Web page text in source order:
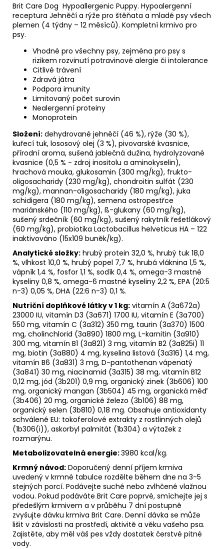
Brit Care Dog Hypoallergenic Puppy. Hypoalergenní
receptura Jehněčí a rýže pro štěňata a mladé psy všech
plemen (4 týdny – 12 měsíců). Kompletní krmivo pro
psy.
Vhodné pro všechny psy, zejména pro psy s
rizikem rozvinutí potravinové alergie či intolerance
Citlivé trávení
Zdravá játra
Podpora imunity
Limitovaný počet surovin
Nealergenní proteiny
Monoprotein
Složení: dehydrované jehněčí (46 %), rýže (30 %),
kuřecí tuk, lososový olej (3 %), pivovarské kvasnice,
přírodní aroma, sušená jablečná dužina, hydrolyzované
kvasnice (0,5 % - zdroj inositolu a aminokyselin),
hrachová mouka, glukosamin (300 mg/kg), frukto-
oligosacharidy (230 mg/kg), chondroitin sulfát (230
mg/kg), mannan-oligosacharidy (180 mg/kg), juka
schidigera (180 mg/kg), semena ostropestřce
mariánského (110 mg/kg), ß-glukany (60 mg/kg),
sušený srdečník (60 mg/kg), sušený rakytník řešetlákový
(60 mg/kg), probiotika Lactobacillus helveticus HA – 122
inaktivováno (15x109 buněk/kg).
Analytické složky: hrubý protein 32,0 %, hrubý tuk 18,0
%, vlhkost 10,0 %, hrubý popel 7,7 %, hrubá vláknina 1,5 %,
vápník 1,4 %, fosfor 1,1 %, sodík 0,4 %, omega-3 mastné
kyseliny 0,8 %, omega-6 mastné kyseliny 2,2 %, EPA (20:5
n-3) 0,05 %, DHA (22:6 n-3) 0,1 %.
Nutriční doplňkové látky v 1 kg: vitamín A (3a672a)
23000 IU, vitamín D3 (3a671) 1700 IU, vitamín E (3a700)
550 mg, vitamín C (3a312) 350 mg, taurin (3a370) 1500
mg, cholinchlorid (3a890) 1800 mg, L-karnitin (3a910)
300 mg, vitamín B1 (3a821) 3 mg, vitamín B2 (3a825i) 11
mg, biotin (3a880) 4 mg, kyselina listová (3a316) 1,4 mg,
vitamín B6 (3a831) 3 mg, D-pantothenan vápenatý
(3a841) 30 mg, niacinamid (3a315) 38 mg, vitamín B12
0,12 mg, jód (3b201) 0,9 mg, organický zinek (3b606) 100
mg, organický mangan (3b504) 45 mg, organická měď
(3b406) 20 mg, organické železo (3b106) 88 mg,
organický selen (3b810) 0,18 mg. Obsahuje antioxidanty
schválené EU: tokoferolové extrakty z rostlinných olejů
(1b306(i)), askorbyl palmitát (1b304) a výtažek z
rozmarýnu.
Metabolizovatelná energie:3980 kcal/kg.
Krmný návod: Doporučený denní příjem krmiva
uvedený v krmné tabulce rozdělte během dne na 3-5
stejných porcí. Podávejte suché nebo zvlhčené vlažnou
vodou. Pokud podáváte Brit Care poprvé, smíchejte jej s
předešlým krmivem a v průběhu 7 dní postupně
zvyšujte dávku krmiva Brit Care. Denní dávka se může
lišit v závislosti na prostředí, aktivitě a věku vašeho psa.
Zajistěte, aby měl váš pes vždy dostatek čerstvé pitné
vody.